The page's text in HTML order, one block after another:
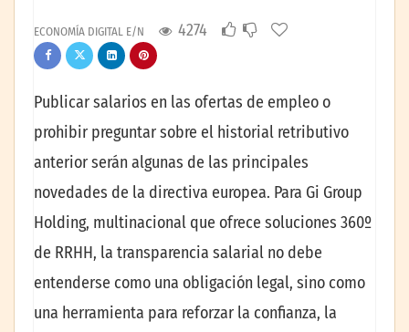
ECONOMÍA DIGITAL E/N 4274
Publicar salarios en las ofertas de empleo o
prohibir preguntar sobre el historial retributivo
anterior serán algunas de las principales
novedades de la directiva europea. Para Gi Group
Holding, multinacional que ofrece soluciones 360º
de RRHH, la transparencia salarial no debe
entenderse como una obligación legal, sino como
una herramienta para reforzar la confianza, la